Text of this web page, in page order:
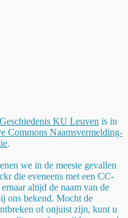
KU Leuven is in
Commons Naamsvermelding-
.
we in de meeste gevallen
die eveneens met een CC-
altijd de naam van de
ons bekend. Mocht de
of onjuist zijn, kunt u